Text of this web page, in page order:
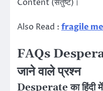
Content (संतुष्ट)।
Also Read : fragile
FAQs
जाने वाले प्रश्न
Desperate का हिंदी में